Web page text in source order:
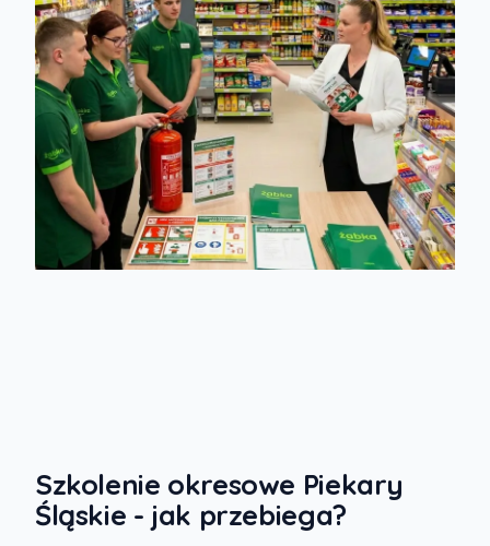
Szkolenie okresowe Piekary
Śląskie - jak przebiega?